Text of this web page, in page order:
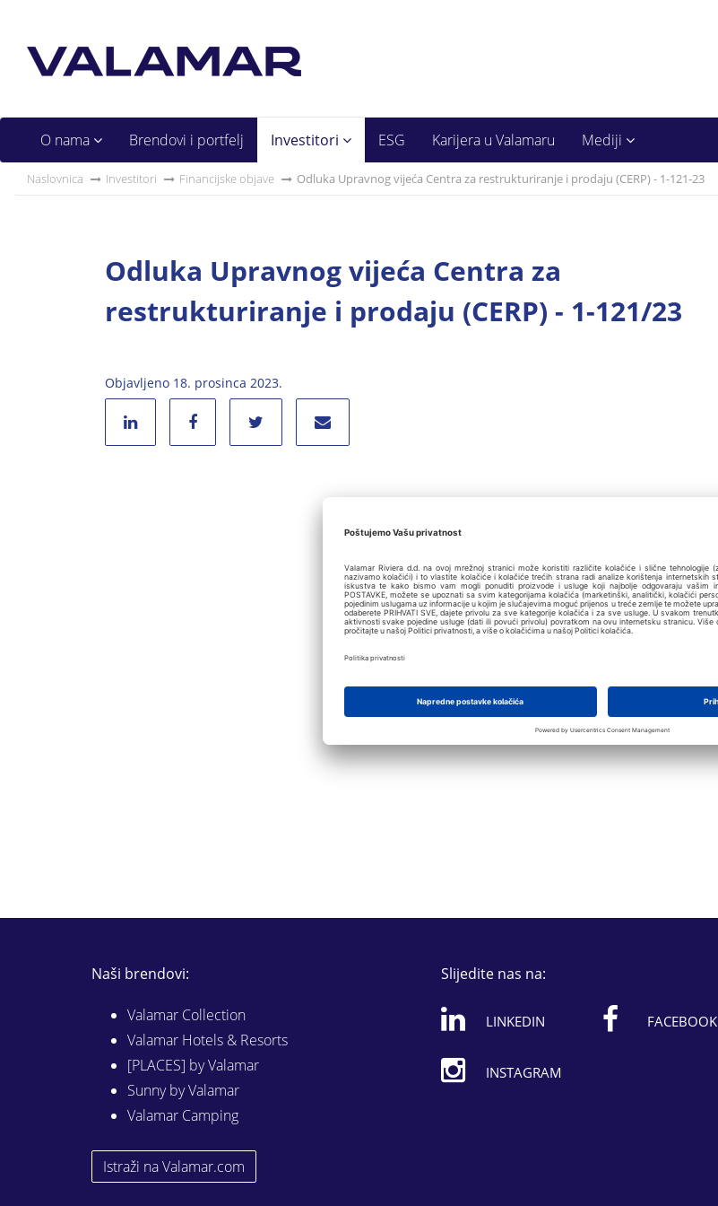
O nama Brendovi i portfelj Investitori ESG Karijera u Valamaru Mediji
Naslovnica Investitori Financijske objave Odluka Upravnog vijeća Centra za restrukturiranje i prodaju (CERP) - 1-121-23
Odluka Upravnog vijeća Centra za
restrukturiranje i prodaju (CERP) - 1-121/23
Objavljeno 18. prosinca 2023.
Naši brendovi:
Valamar Collection
Valamar Hotels & Resorts
[PLACES] by Valamar
Sunny by Valamar
Valamar Camping
Istraži na Valamar.com
Slijedite nas na:
LINKEDIN FACEBOOK
INSTAGRAM